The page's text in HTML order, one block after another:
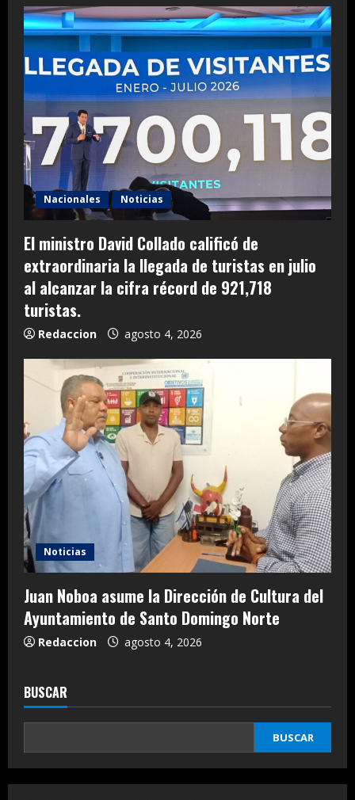
Nacionales Noticias
El ministro David Collado calificó de
extraordinaria la llegada de turistas en julio
al alcanzar la cifra récord de 921,718
turistas.
Redaccion agosto 4, 2026
Noticias
Juan Noboa asume la Dirección de Cultura del
Ayuntamiento de Santo Domingo Norte
Redaccion agosto 4, 2026
BUSCAR
BUSCAR